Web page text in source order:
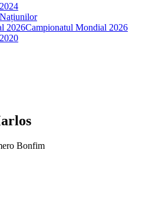
Campionatul Mondial 2026
Bonfim